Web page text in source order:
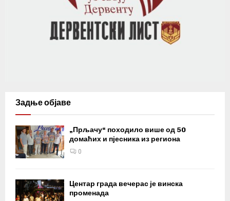
Задње објаве
„Прљачу“ походило више од 50
домаћих и пјесника из региона
0
Центар града вечерас је винска
променада